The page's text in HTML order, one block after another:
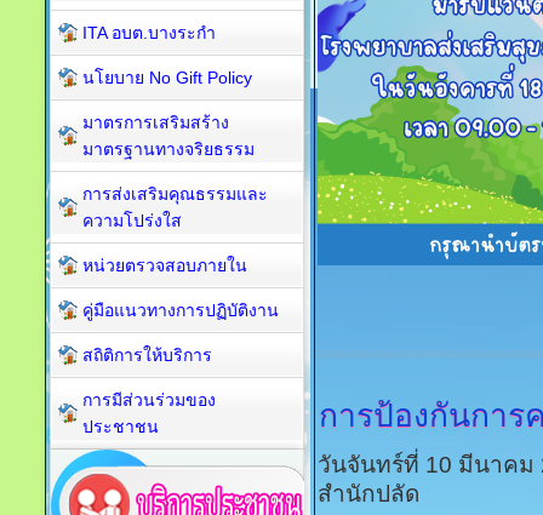
การป้องกันกา
วันจันทร์ที่ 10 มีนาคม
สำนักปลัด
ITA อบต.บางระกำ
นโยบาย No Gift Policy
มาตรการเสริมสร้าง
มาตรฐานทางจริยธรรม
การส่งเสริมคุณธรรมและ
ความโปร่งใส
หน่วยตรวจสอบภายใน
คู่มือแนวทางการปฏิบัติงาน
สถิติการให้บริการ
การมีส่วนร่วมของ
ประชาชน